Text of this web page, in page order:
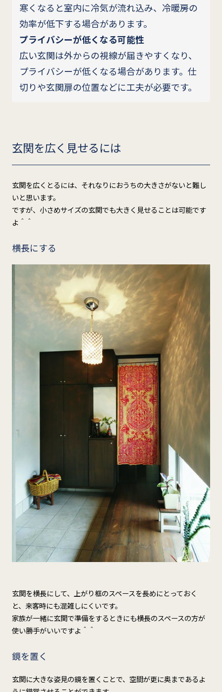
寒くなると室内に冷気が流れ込み、冷暖房の
効率が低下する場合があります。
プライバシーが低くなる可能性
広い玄関は外からの視線が届きやすくなり、
プライバシーが低くなる場合があります。仕
切りや玄関扉の位置などに工夫が必要です。
玄関を広く見せるには
玄関を広くとるには、それなりにおうちの大きさがないと難し
いと思います。
ですが、小さめサイズの玄関でも大きく見せることは可能です
よ＾＾
横長にする
玄関を横長にして、上がり框のスペースを長めにとっておく
と、来客時にも混雑しにくいです。
家族が一緒に玄関で準備をするときにも横長のスペースの方が
使い勝手がいいですよ＾＾
鏡を置く
玄関に大きな姿見の鏡を置くことで、空間が更に奥まであるよ